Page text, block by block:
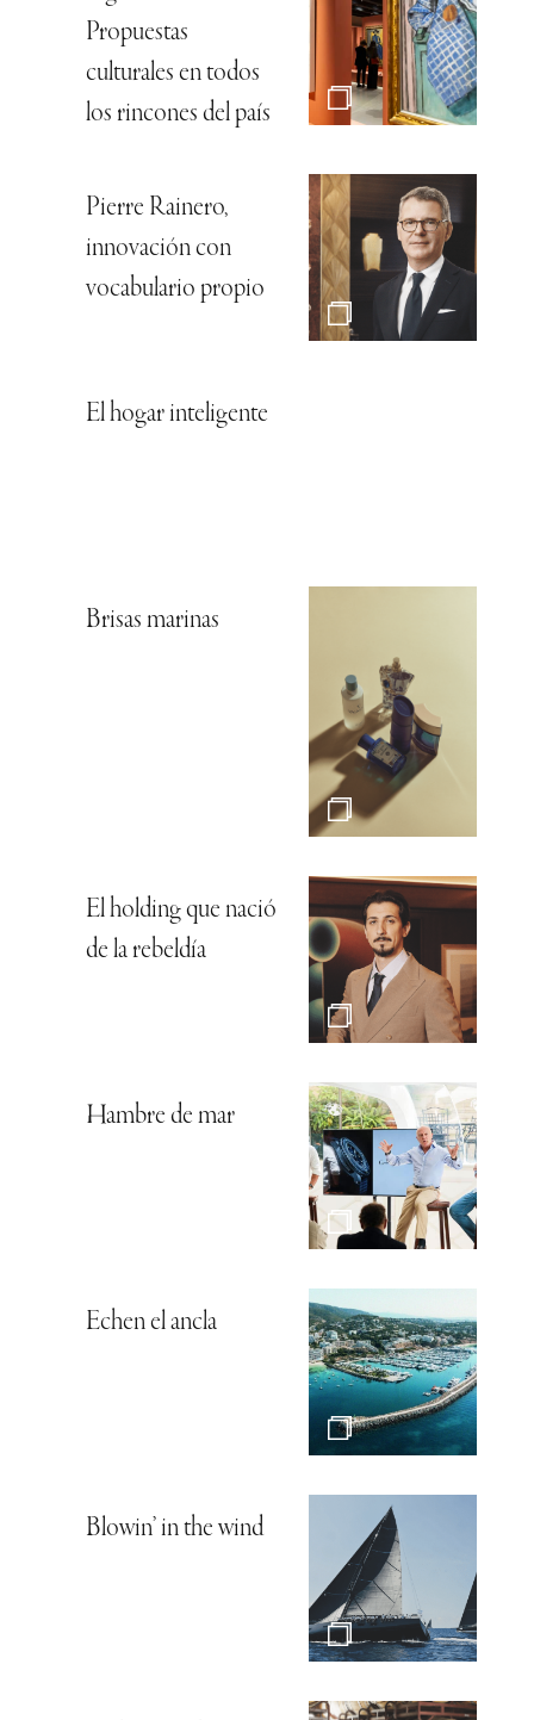
Propuestas
culturales en todos
los rincones del país
Pierre Rainero,
innovación con
vocabulario propio
El hogar inteligente
Brisas marinas
El holding que nació
de la rebeldía
Hambre de mar
Echen el ancla
Blowin’ in the wind